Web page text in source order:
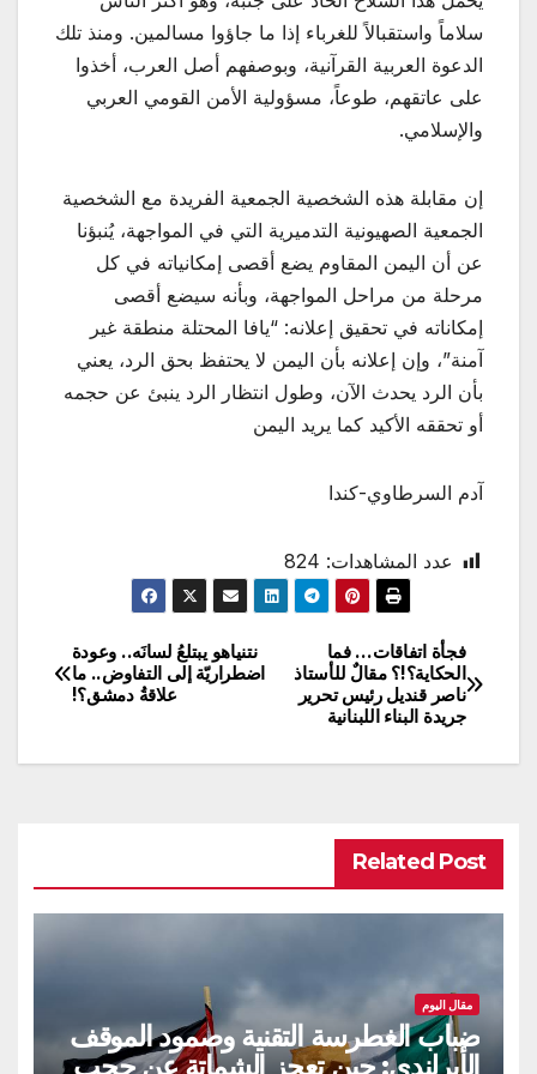
سلاماً واستقبالاً للغرباء إذا ما جاؤوا مسالمين. ومنذ تلك
الدعوة العربية القرآنية، وبوصفهم أصل العرب، أخذوا
على عاتقهم، طوعاً، مسؤولية الأمن القومي العربي
والإسلامي.
إن مقابلة هذه الشخصية الجمعية الفريدة مع الشخصية
الجمعية الصهيونية التدميرية التي في المواجهة، يُنبؤنا
عن أن اليمن المقاوم يضع أقصى إمكانياته في كل
مرحلة من مراحل المواجهة، وبأنه سيضع أقصى
إمكاناته في تحقيق إعلانه: “يافا المحتلة منطقة غير
آمنة”، وإن إعلانه بأن اليمن لا يحتفظ بحق الرد، يعني
بأن الرد يحدث الآن، وطول انتظار الرد ينبئ عن حجمه
أو تحققه الأكيد كما يريد اليمن
آدم السرطاوي-كندا
عدد المشاهدات: 824
تصفّح
المقالات
نتنياهو يبتلعُ لسانَه.. وعودة
اضطراريّة إلى التفاوض.. ما
علاقةُ دمشق؟!
فجأة اتفاقات… فما
الحكاية؟!؟ مقالٌ للأستاذ
ناصر قنديل رئيس تحرير
جريدة البناء اللبنانية
Related Post
مقال اليوم
ضباب الغطرسة التقنية وصمود الموقف
الأيرلندي: حين تعجز الشماتة عن حجب